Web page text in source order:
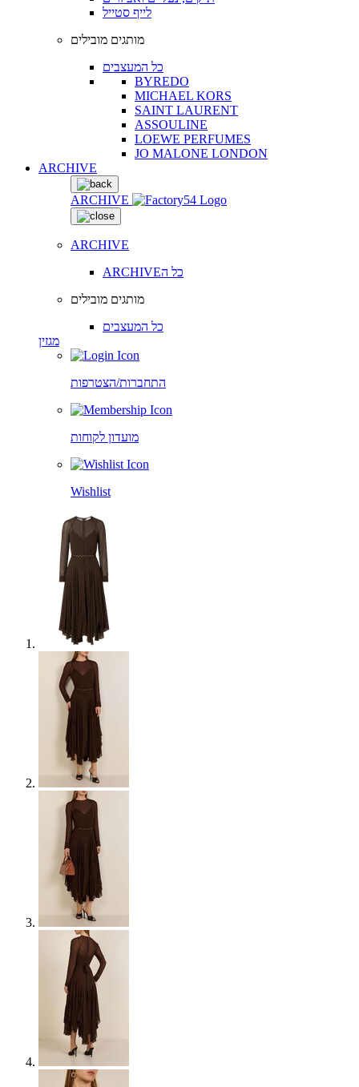
לייף סטייל
מותגים מובילים
כל המעצבים
BYREDO
MICHAEL KORS
SAINT LAURENT
ASSOULINE
LOEWE PERFUMES
JO MALONE LONDON
ARCHIVE
ARCHIVE
ARCHIVE
ARCHIVEכל ה
מותגים מובילים
כל המעצבים
מגזין
התחברות/הצטרפות
מועדון לקוחות
Wishlist